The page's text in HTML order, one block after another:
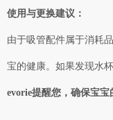
使用与更换建议：
由于吸管配件属于消耗
宝的健康。如果发现水
evorie提醒您，确保宝宝